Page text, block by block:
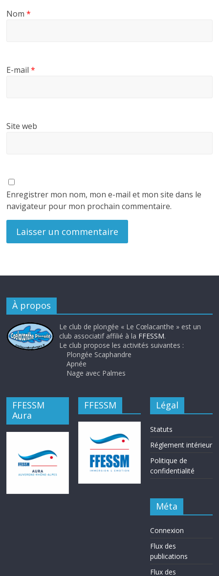
Nom*
E-mail*
Site web
Enregistrer mon nom, mon e-mail et mon site dans le
navigateur pour mon prochain commentaire.
À propos
Le club de plongée « Le Cœlacanthe » est un
club associatif affilié à la FFESSM.
Le club propose les activités suivantes :
Plongée Scaphandre
Apnée
Nage avec Palmes
FFESSM
Aura
FFESSM Légal
Statuts
Réglement intérieur
Politique de
confidentialité
Méta
Connexion
Flux des
publications
Flux des